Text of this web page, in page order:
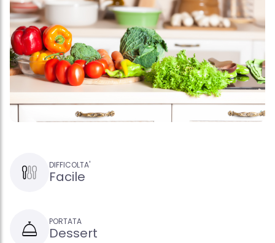
DIFFICOLTA'
Facile
PORTATA
Dessert